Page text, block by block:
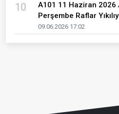
10
A101 11 Haziran 2026
Perşembe Raflar
09.06.2026 17:02